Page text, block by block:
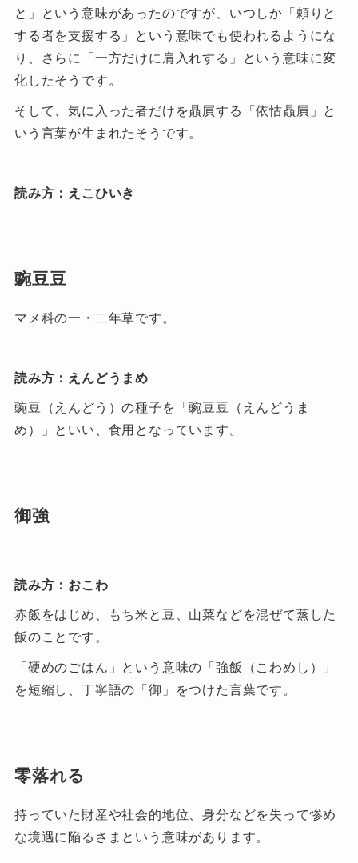
と」という意味があったのですが、いつしか「頼りと
する者を支援する」という意味でも使われるようにな
り、さらに「一方だけに肩入れする」という意味に変
化したそうです。
そして、気に入った者だけを贔屓する「依怙贔屓」と
いう言葉が生まれたそうです。
読み方：えこひいき
豌豆豆
マメ科の一・二年草です。
読み方：えんどうまめ
豌豆（えんどう）の種子を「豌豆豆（えんどうま
め）」といい、食用となっています。
御強
読み方：おこわ
赤飯をはじめ、もち米と豆、山菜などを混ぜて蒸した
飯のことです。
「硬めのごはん」という意味の「強飯（こわめし）」
を短縮し、丁寧語の「御」をつけた言葉です。
零落れる
持っていた財産や社会的地位、身分などを失って惨め
な境遇に陥るさまという意味があります。